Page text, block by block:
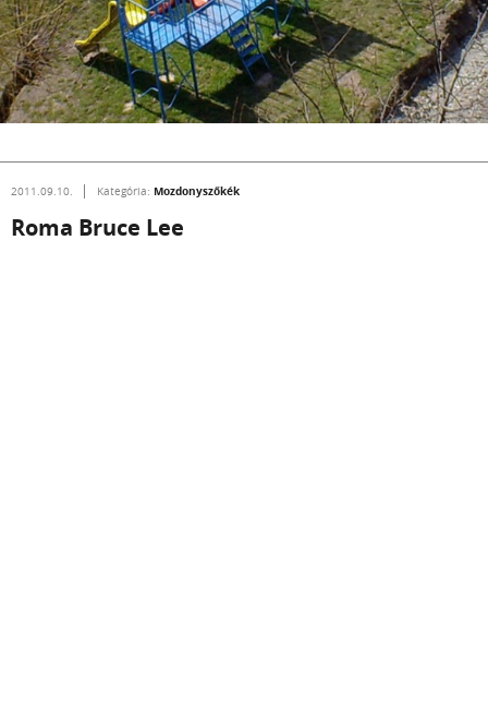
2011.09.10. Kategória: Mozdonyszőkék
Roma Bruce Lee